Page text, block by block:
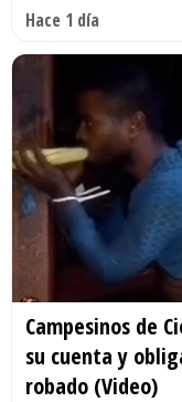
Hace 1 día
Campesinos de
su cuenta y
robado (Video)